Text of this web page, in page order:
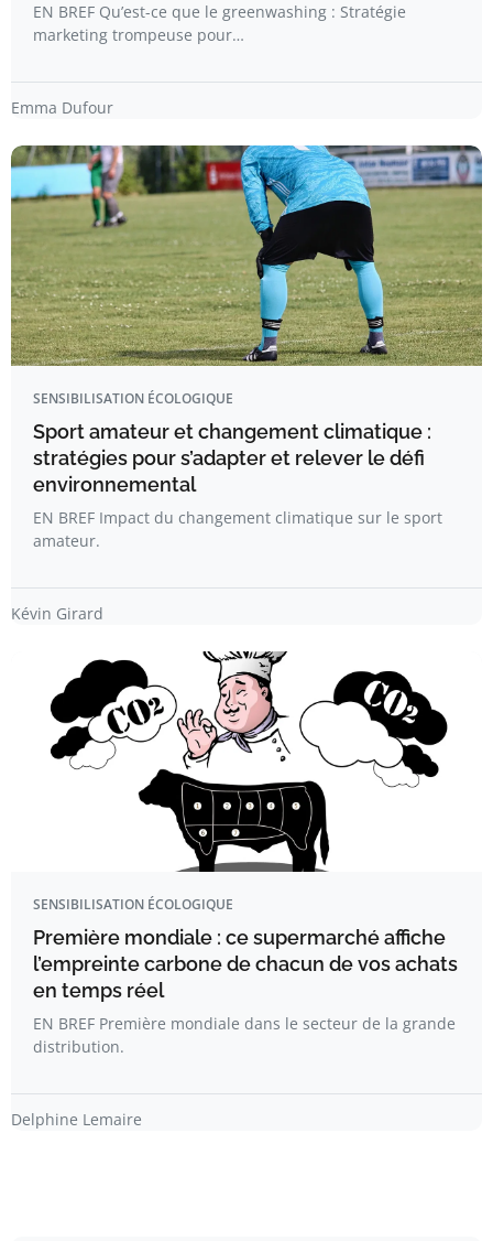
EN BREF Qu’est-ce que le greenwashing : Stratégie
marketing trompeuse pour…
Emma Dufour
SENSIBILISATION ÉCOLOGIQUE
Sport amateur et changement climatique :
stratégies pour s’adapter et relever le défi
environnemental
EN BREF Impact du changement climatique sur le sport
amateur.
Kévin Girard
SENSIBILISATION ÉCOLOGIQUE
Première mondiale : ce supermarché affiche
l’empreinte carbone de chacun de vos achats
en temps réel
EN BREF Première mondiale dans le secteur de la grande
distribution.
Delphine Lemaire